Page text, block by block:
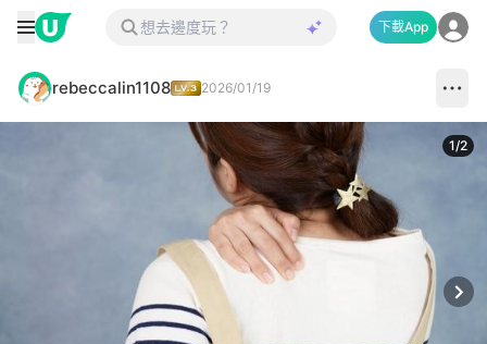
下載App
rebeccalin1108 2026/01/19
1/2